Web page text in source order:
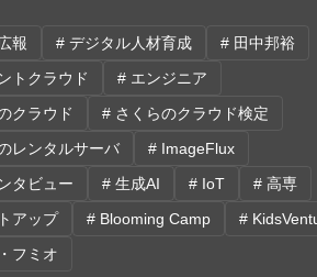
報 # デジタル人材育成
# 田中邦裕
トクラウド
# エンジニア
クラウド
# さくらのクラウド検定
レンタルサーバ
# ImageFlux
タビュー
# 生成AI # IoT
# 高専
アップ
# Blooming Camp
#
フミオ